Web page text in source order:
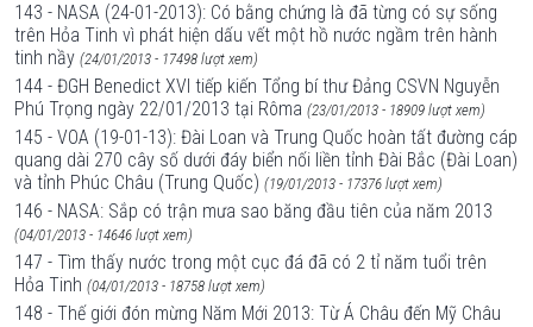
143 - NASA (24-01-2013): Có bằng chứng là đã từng có sự sống
trên Hỏa Tinh vì phát hiện dấu vết một hồ nước ngầm trên hành
tinh nầy (24/01/2013 - 17498 lượt xem)
144 - ĐGH Benedict XVI tiếp kiến Tổng bí thư Đảng CSVN Nguyễn
Phú Trọng ngày 22/01/2013 tại Rôma (23/01/2013 - 18909 lượt xem)
145 - VOA (19-01-13): Đài Loan và Trung Quốc hoàn tất đường cáp
quang dài 270 cây số dưới đáy biển nối liền tỉnh Đài Bắc (Đài Loan)
và tỉnh Phúc Châu (Trung Quốc) (19/01/2013 - 17376 lượt xem)
146 - NASA: Sắp có trận mưa sao băng đầu tiên của năm 2013
(04/01/2013 - 14646 lượt xem)
147 - Tìm thấy nước trong một cục đá đã có 2 tỉ năm tuổi trên
Hỏa Tinh (04/01/2013 - 18758 lượt xem)
148 - Thế giới đón mừng Năm Mới 2013: Từ Á Châu đến Mỹ Châu